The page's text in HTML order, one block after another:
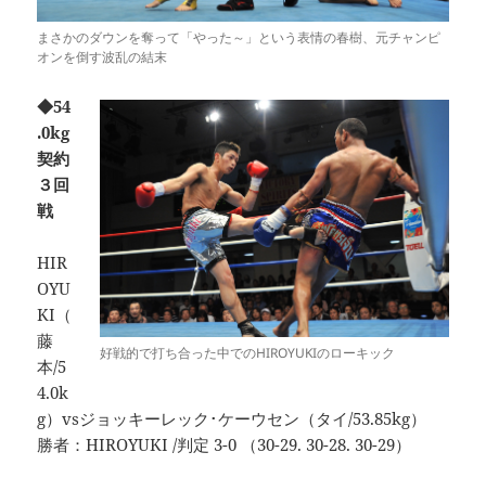
まさかのダウンを奪って「やった～」という表情の春樹、元チャンピ
オンを倒す波乱の結末
好戦的で打ち合った中でのHIROYUKIのローキック
◆54
.0kg
契約
３回
戦
HIR
OYU
KI（
藤
本/5
4.0k
g）vsジョッキーレック･ケーウセン（タイ/53.85kg）
勝者：HIROYUKI /判定 3-0 （30-29. 30-28. 30-29）